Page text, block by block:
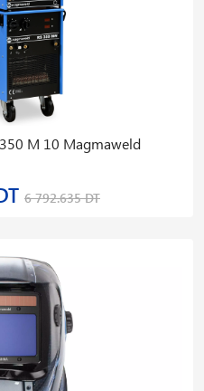
M 10 Magmaweld
6 792.635 DT